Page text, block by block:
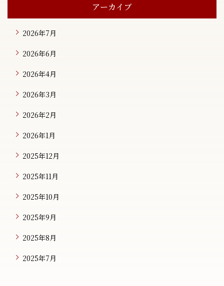
アーカイブ
2026年7月
2026年6月
2026年4月
2026年3月
2026年2月
2026年1月
2025年12月
2025年11月
2025年10月
2025年9月
2025年8月
2025年7月